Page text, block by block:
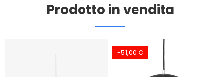
Prodotto in vendita
-51,00 €